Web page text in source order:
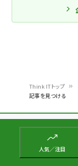
人気／注目
ン
Think ITトップ
記事を見つける
スポンサー企業
ゴールドスポ